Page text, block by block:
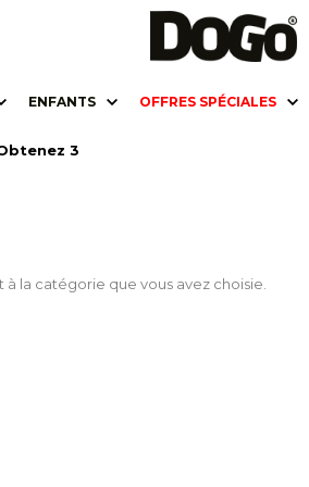
ENFANTS OFFRES SPÉCIALES
3
la catégorie que vous avez choisie.